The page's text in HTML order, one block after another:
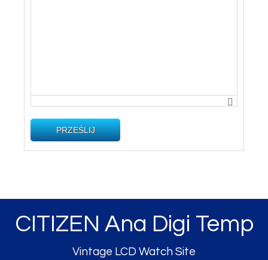
PRZEŚLIJ
CITIZEN Ana Digi Temp
Vintage LCD Watch Site